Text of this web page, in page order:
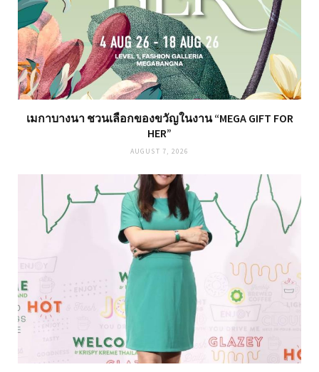
เมกาบางนา ชวนเลือกของขวัญในงาน “MEGA GIFT FOR
HER”
AUGUST 7, 2026